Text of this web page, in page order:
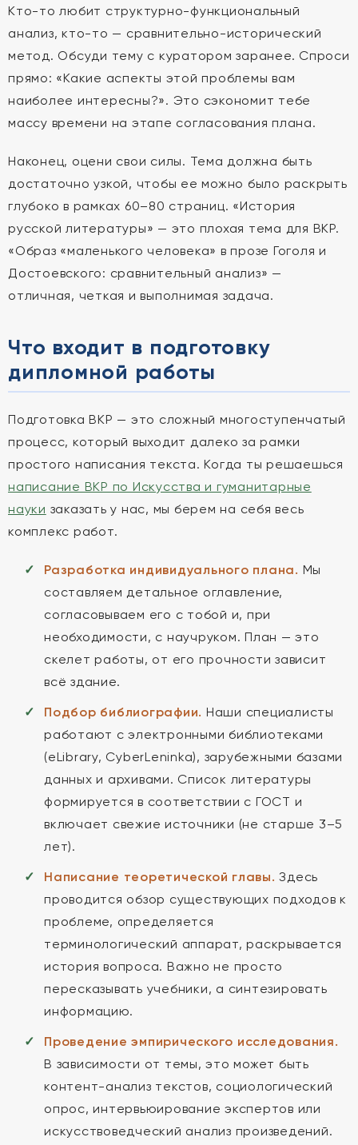
Кто-то любит структурно-функциональный
анализ, кто-то — сравнительно-исторический
метод. Обсуди тему с куратором заранее. Спроси
прямо: «Какие аспекты этой проблемы вам
наиболее интересны?». Это сэкономит тебе
массу времени на этапе согласования плана.
Наконец, оцени свои силы. Тема должна быть
достаточно узкой, чтобы ее можно было раскрыть
глубоко в рамках 60–80 страниц. «История
русской литературы» — это плохая тема для ВКР.
«Образ «маленького человека» в прозе Гоголя и
Достоевского: сравнительный анализ» —
отличная, четкая и выполнимая задача.
Что входит в подготовку
дипломной работы
Подготовка ВКР — это сложный многоступенчатый
процесс, который выходит далеко за рамки
простого написания текста. Когда ты решаешься
написание ВКР по Искусства и гуманитарные
науки заказать у нас, мы берем на себя весь
комплекс работ.
Разработка индивидуального плана. Мы
составляем детальное оглавление,
согласовываем его с тобой и, при
необходимости, с научруком. План — это
скелет работы, от его прочности зависит
всё здание.
Подбор библиографии. Наши специалисты
работают с электронными библиотеками
(eLibrary, CyberLeninka), зарубежными базами
данных и архивами. Список литературы
формируется в соответствии с ГОСТ и
включает свежие источники (не старше 3–5
лет).
Написание теоретической главы. Здесь
проводится обзор существующих подходов к
проблеме, определяется
терминологический аппарат, раскрывается
история вопроса. Важно не просто
пересказывать учебники, а синтезировать
информацию.
Проведение эмпирического исследования.
В зависимости от темы, это может быть
контент-анализ текстов, социологический
опрос, интервьюирование экспертов или
искусствоведческий анализ произведений.